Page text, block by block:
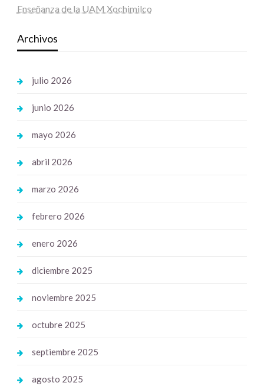
Enseñanza de la UAM Xochimilco
Archivos
julio 2026
junio 2026
mayo 2026
abril 2026
marzo 2026
febrero 2026
enero 2026
diciembre 2025
noviembre 2025
octubre 2025
septiembre 2025
agosto 2025